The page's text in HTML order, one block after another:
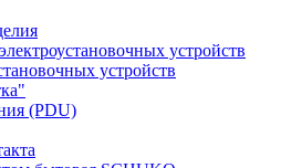
устройств
устройств
(PDU)